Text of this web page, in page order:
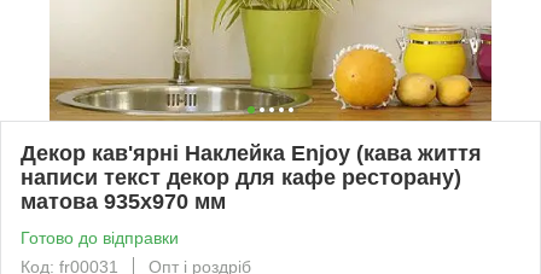
Декор кав'ярні Наклейка Enjoy (кава життя
написи текст декор для кафе ресторану)
матова 935х970 мм
Готово до відправки
Код: fr00031
Опт і роздріб